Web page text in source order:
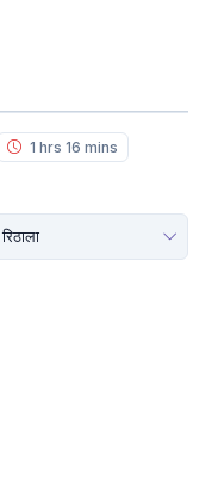
1 hrs 16 mins
रिठाला